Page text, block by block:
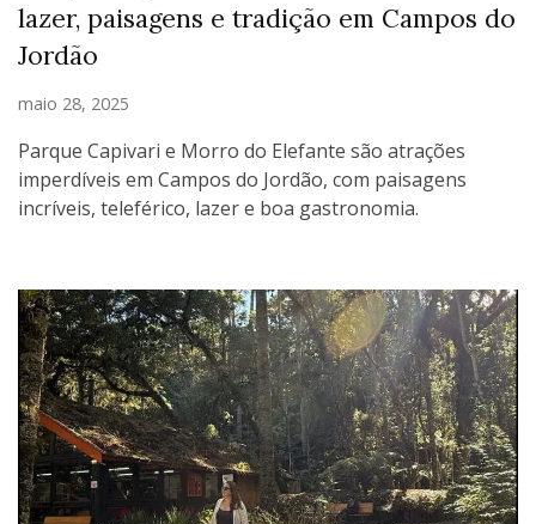
lazer, paisagens e tradição em Campos do
Jordão
maio 28, 2025
Parque Capivari e Morro do Elefante são atrações
imperdíveis em Campos do Jordão, com paisagens
incríveis, teleférico, lazer e boa gastronomia.